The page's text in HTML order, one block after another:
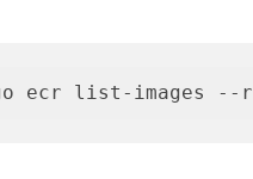
ecr list-images --